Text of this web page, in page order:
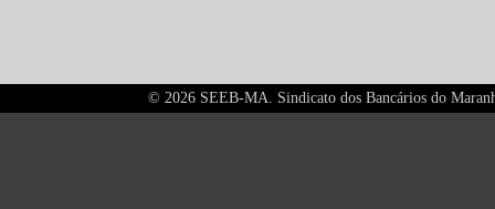
© 2026 SEEB-MA. Sindicato dos Bancários do